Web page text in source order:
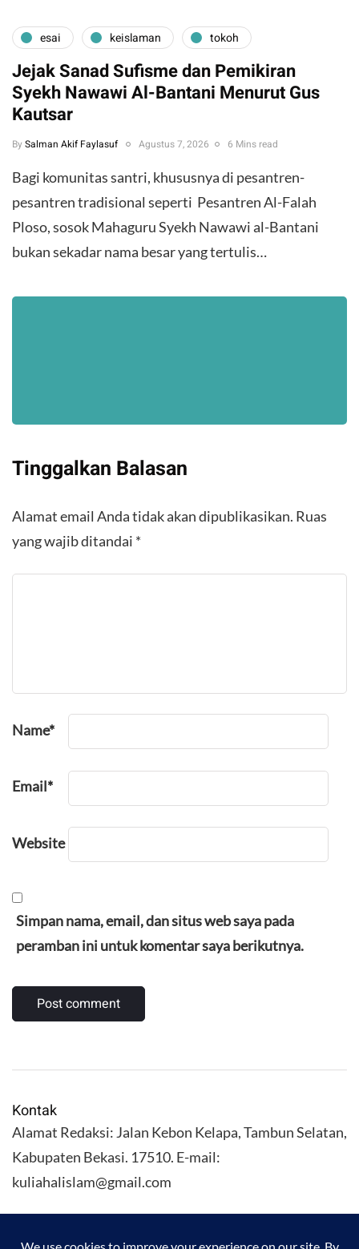
esai keislaman tokoh
Jejak Sanad Sufisme dan Pemikiran
Syekh Nawawi Al-Bantani Menurut Gus
Kautsar
By Salman Akif Faylasuf Agustus 7, 2026 6 Mins read
Bagi komunitas santri, khususnya di pesantren-
pesantren tradisional seperti Pesantren Al-Falah
Ploso, sosok Mahaguru Syekh Nawawi al-Bantani
bukan sekadar nama besar yang tertulis…
Tinggalkan Balasan
Alamat email Anda tidak akan dipublikasikan. Ruas
yang wajib ditandai *
Name*
Email*
Website
Simpan nama, email, dan situs web saya pada
peramban ini untuk komentar saya berikutnya.
Kontak
Alamat Redaksi: Jalan Kebon Kelapa, Tambun Selatan,
Kabupaten Bekasi. 17510. E-mail:
kuliahalislam@gmail.com